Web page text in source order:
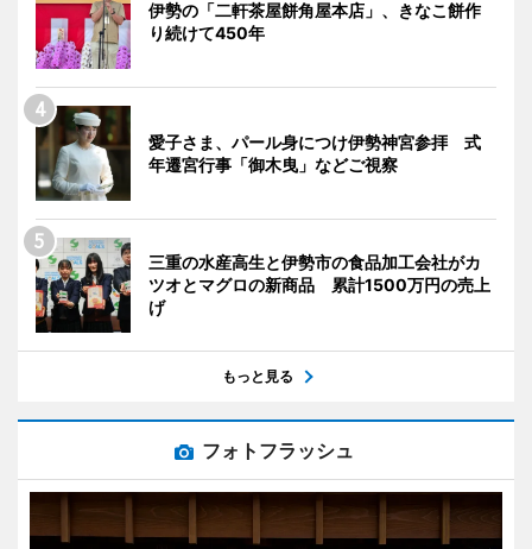
伊勢の「二軒茶屋餅角屋本店」、きなこ餅作
り続けて450年
愛子さま、パール身につけ伊勢神宮参拝 式
年遷宮行事「御木曳」などご視察
三重の水産高生と伊勢市の食品加工会社がカ
ツオとマグロの新商品 累計1500万円の売上
げ
もっと見る
フォトフラッシュ